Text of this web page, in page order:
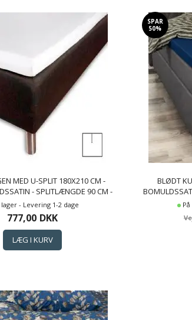
MED U-SPLIT 180X210 CM -
- SPLITLÆNGDE 90 CM -
TIL TOPMADRAS - BORÅS
CLOUD SATIN LAGEN
lager - Levering 1-2 dage
777,00 DKK
SPAR
50%
BLØDT
TIL